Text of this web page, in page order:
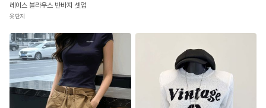
레이스 블라우스 반바지 셋업
옷단지